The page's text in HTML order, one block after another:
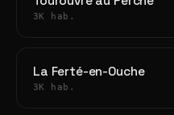
3K hab.
La Ferté-en-Ouche
3K hab.